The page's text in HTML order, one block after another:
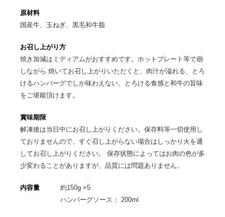
原材料
国産牛、玉ねぎ、黒毛和牛脂
お召し上がり方
焼き加減はミディアムがおすすめです。ホットプレート等で崩
しながら 焼いてお召し上がりいただくと、肉汁が溢れる、とろ
けるハンバーグでしか味わえない、とろける食感と和牛の旨味
をご堪能頂けます。
賞味期限
解凍後は当日中にお召し上がりください。保存料等一切使用し
ておりませんので、すぐ召し上がらない場合はしっかり火を通
してお召し上がりください。 保存状態によってはお肉の色が多
少変わることがありますが、品質には問題ありません。
内容量
約150g ×5
ハンバーグソース： 200ml